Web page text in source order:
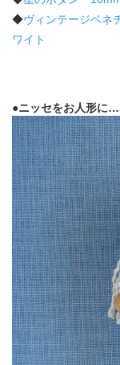
◆ヴィンテージベネ
ワイト
●ニッセをお人形に…